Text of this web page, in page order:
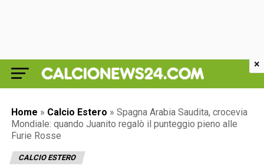
Home » Calcio Estero » Spagna Arabia Saudita, crocevia
Mondiale: quando Juanito regalò il punteggio pieno alle
Furie Rosse
CALCIO ESTERO
×